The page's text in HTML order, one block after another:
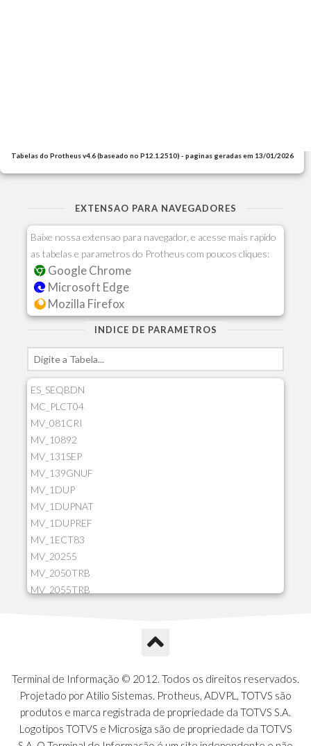
Tabelas do Protheus v4.6 (baseado no P12.1.2510) - paginas geradas em 13/01/2026
EXTENSAO PARA NAVEGADORES
Baixe nossa extensao para navegador, e acesse mais rapido
as tabelas e parametros do Protheus com poucos cliques:
Google Chrome
Microsoft Edge
Mozilla Firefox
INDICE DE PARAMETROS
ES_SEQBDN
MC_PLCT04
MV_081CRI
MV_10892
MV_131SEP
MV_139GNUF
MV_1DUP
MV_1DUPNAT
MV_1DUPREF
MV_1ECT83
MV_20255
MV_2050TRB
MV_2055TRB
MV_2GNOINC
MV_320SLD
MV_325PMDA
MV_330ATCM
MV_340LOCK
Terminal de Informação © 2012. Todos os direitos reservados.
Projetado por Atilio Sistemas. Protheus, ADVPL, TOTVS são
produtos e marca registrada de propriedade da TOTVS S.A.
Logotipos TOTVS e Microsiga são de propriedade da TOTVS